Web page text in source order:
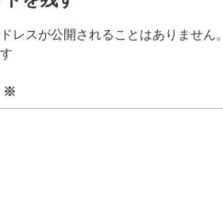
レスが公開されることはありません。
※